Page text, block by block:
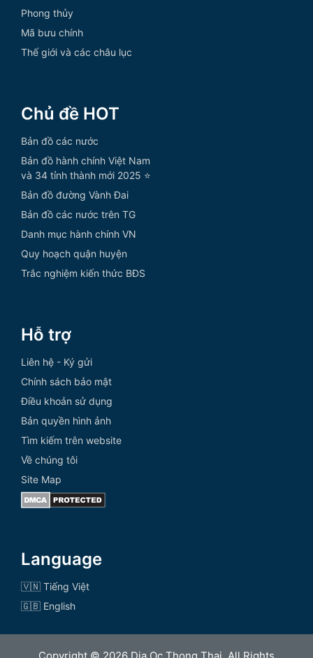
Phong thủy
Mã bưu chính
Thế giới và các châu lục
Chủ đề HOT
Bản đồ các nước
Bản đồ hành chính Việt Nam
và 34 tỉnh thành mới 2025 ⭐
Bản đồ đường Vành Đai
Bản đồ các nước trên TG
Danh mục hành chính VN
Quy hoạch quận huyện
Trắc nghiệm kiến thức BĐS
Hỗ trợ
Liên hệ - Ký gửi
Chính sách bảo mật
Điều khoản sử dụng
Bản quyền hình ảnh
Tìm kiếm trên website
Về chúng tôi
Site Map
Language
🇻🇳 Tiếng Việt
🇬🇧 English